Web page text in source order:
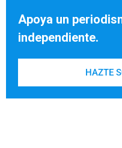
Apoya un
independiente.
HAZTE